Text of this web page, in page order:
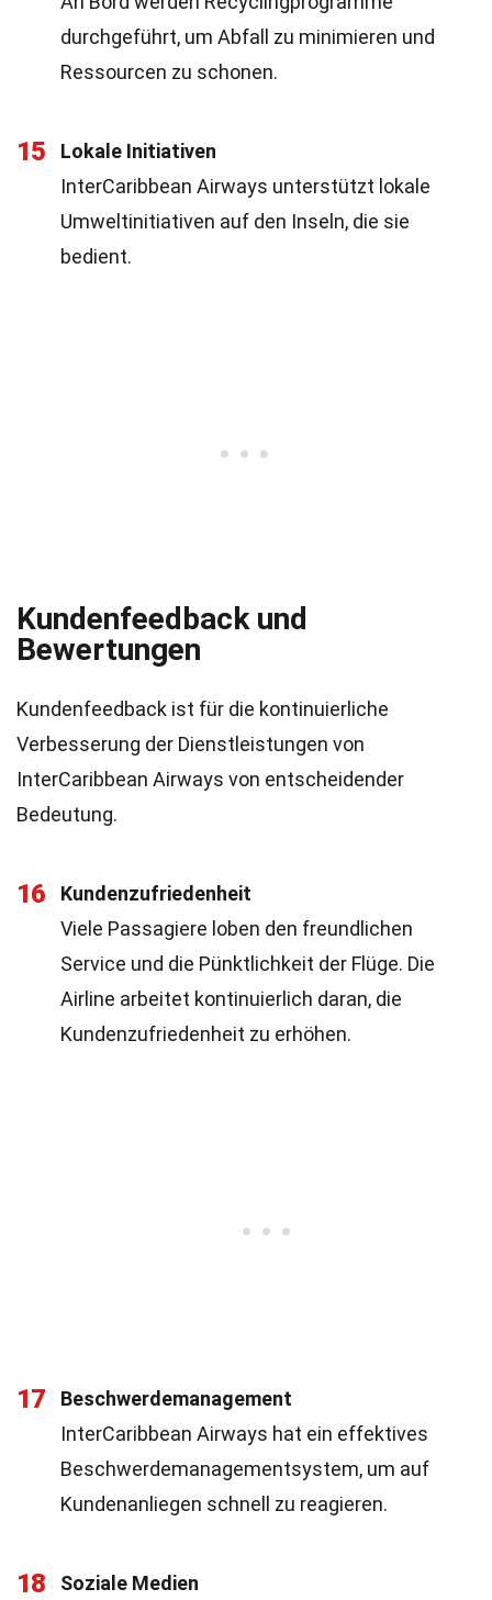
durchgeführt, um Abfall zu minimieren und
Ressourcen zu schonen.
15
Lokale Initiativen
InterCaribbean Airways unterstützt lokale
Umweltinitiativen auf den Inseln, die sie
bedient.
Kundenfeedback und
Bewertungen
Kundenfeedback ist für die kontinuierliche
Verbesserung der Dienstleistungen von
InterCaribbean Airways von entscheidender
Bedeutung.
16
Kundenzufriedenheit
Viele Passagiere loben den freundlichen
Service und die Pünktlichkeit der Flüge. Die
Airline arbeitet kontinuierlich daran, die
Kundenzufriedenheit zu erhöhen.
17
Beschwerdemanagement
InterCaribbean Airways hat ein effektives
Beschwerdemanagementsystem, um auf
Kundenanliegen schnell zu reagieren.
18
Soziale Medien